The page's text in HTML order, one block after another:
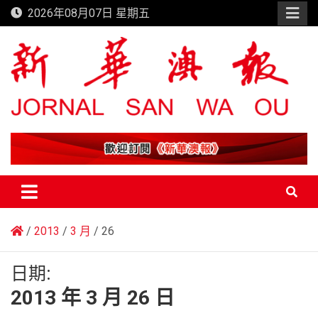
Skip
to
content
2026年08月07日 星期五
新華澳報
2013 3 月 26
日期:
2013 年 3 月 26 日